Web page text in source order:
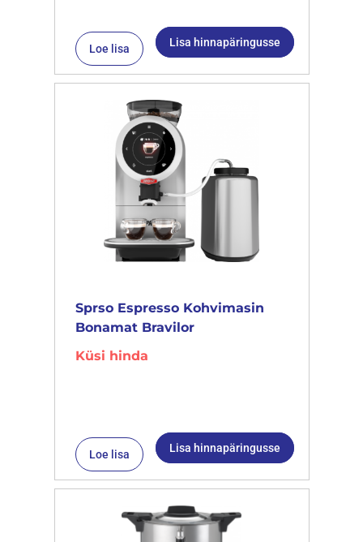
Loe lisa Lisa hinnapäringusse
Sprso Espresso Kohvimasin
Bonamat Bravilor
Küsi hinda
Loe lisa Lisa hinnapäringusse